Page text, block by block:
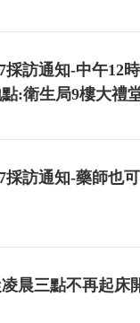
採訪通知-中午12
:衛生局9樓大禮
採訪通知-藥師也
晨三點不再起床